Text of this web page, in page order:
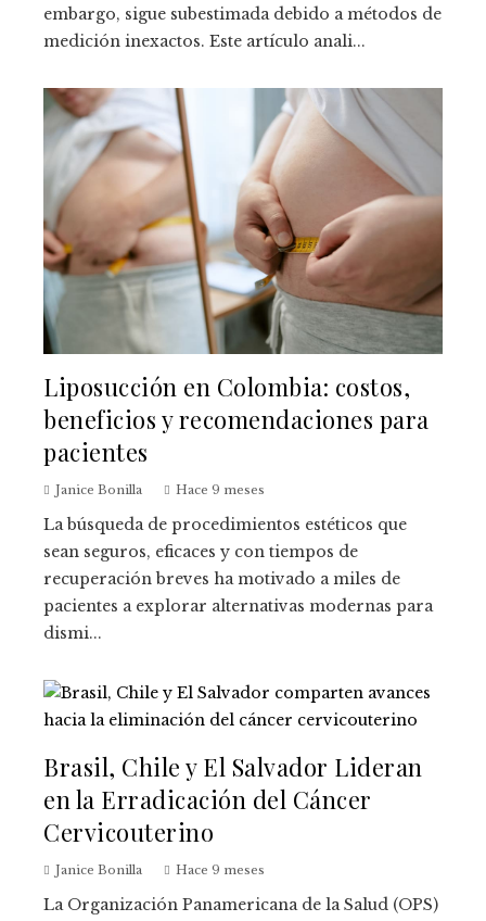
embargo, sigue subestimada debido a métodos de
medición inexactos. Este artículo anali...
Liposucción en Colombia: costos,
beneficios y recomendaciones para
pacientes
Janice Bonilla Hace 9 meses
La búsqueda de procedimientos estéticos que
sean seguros, eficaces y con tiempos de
recuperación breves ha motivado a miles de
pacientes a explorar alternativas modernas para
dismi...
Brasil, Chile y El Salvador Lideran
en la Erradicación del Cáncer
Cervicouterino
Janice Bonilla Hace 9 meses
La Organización Panamericana de la Salud (OPS)